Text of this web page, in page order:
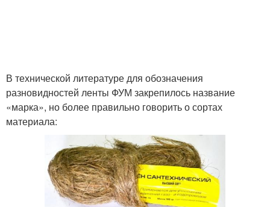
В технической литературе для обозначения
разновидностей ленты ФУМ закрепилось название
«марка», но более правильно говорить о сортах
материала: